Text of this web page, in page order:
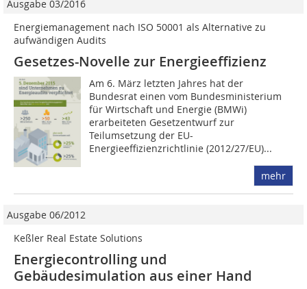
Ausgabe 03/2016
Energiemanagement nach ISO 50001 als Alternative zu
aufwändigen Audits
Gesetzes-Novelle zur Energieeffizienz
Am 6. März letzten Jahres hat der
Bundesrat einen vom Bundesministerium
für Wirtschaft und Energie (BMWi)
erarbeiteten Gesetzentwurf zur
Teilumsetzung der EU-
Energieeffizienzrichtlinie (2012/27/EU)...
mehr
Ausgabe 06/2012
Keßler Real Estate Solutions
Energiecontrolling und
Gebäudesimulation aus einer Hand